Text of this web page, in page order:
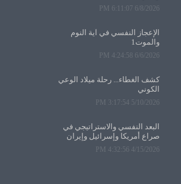
6/8/2026 6:11:07 PM
الإعجاز النفسي في آية النوم
والموت1
6/6/2026 4:24:58 PM
كشف الغطاء... رحلة ميلاد الوعي
الكوني
5/10/2026 3:17:54 PM
البعد النفسي والاستراتيجي في
صراع أمريكا وإسرائيل وإيران
4/15/2026 4:32:56 PM